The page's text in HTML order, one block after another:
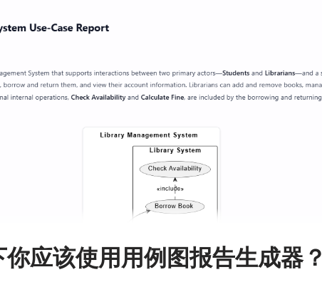
应该使用用例图报告生成器？